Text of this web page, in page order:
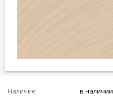
Наличие в наличии